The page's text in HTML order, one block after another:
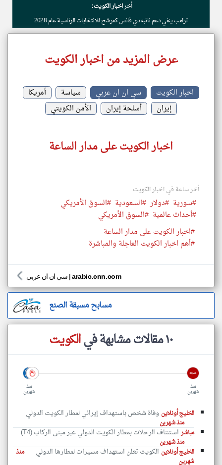
أخراخبار الكويت:
ترامب ينفي دعم نائبه دي فانس كمرشح للانتخابات الرئاسية عام 2028
عرض المزيد من اخبار الكويت
اخبار الكويت سي ان ان عربي سياسة
أمريكا
إيران
أسلحة إيران الأمن الكويتي
اخبار الكويت على مدار الساعة
أخر ساعة في اخبار الكويت
#سورية #دولار #السعودية #السوق الأمريكي
#أحداث عالمية #السوق الأمريكي
#اخبار الكويت على مدار الساعة
#أهم اخبار الكويت العاجلة والمباشرة
سي ان ان عربي |arabic.cnn.com
مسابح مسبقة الصنع
١٠ مقالات مشابهة في الكويت
منذ
شهرين
منذ
شهرين
الخليج أونلاين وفاة شخص باستهداف إيراني لمطار الكويت الدولي
منذ شهرين
مباشر استئناف الرحلات بمطار الكويت الدولي عبر مبنى الركاب (T4)
منذ شهرين
الخليج أونلاين الكويت تعلن استهداف مسيرات لمطارها الدولي
منذ
شهرين